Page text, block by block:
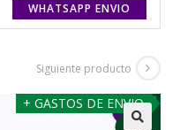
WHATSAPP ENVIO
Siguiente producto
+ GASTOS DE ENVIO